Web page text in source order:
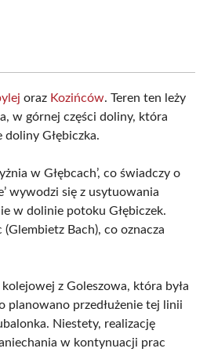
oraz Kozińców. Teren ten leży
w górnej części doliny, która
doliny Głębiczka.
w Głębcach’, co świadczy o
wywodzi się z usytuowania
w dolinie potoku Głębiczek.
Bach), co oznacza
z Goleszowa, która była
planowano przedłużenie tej linii
Niestety, realizację
w kontynuacji prac